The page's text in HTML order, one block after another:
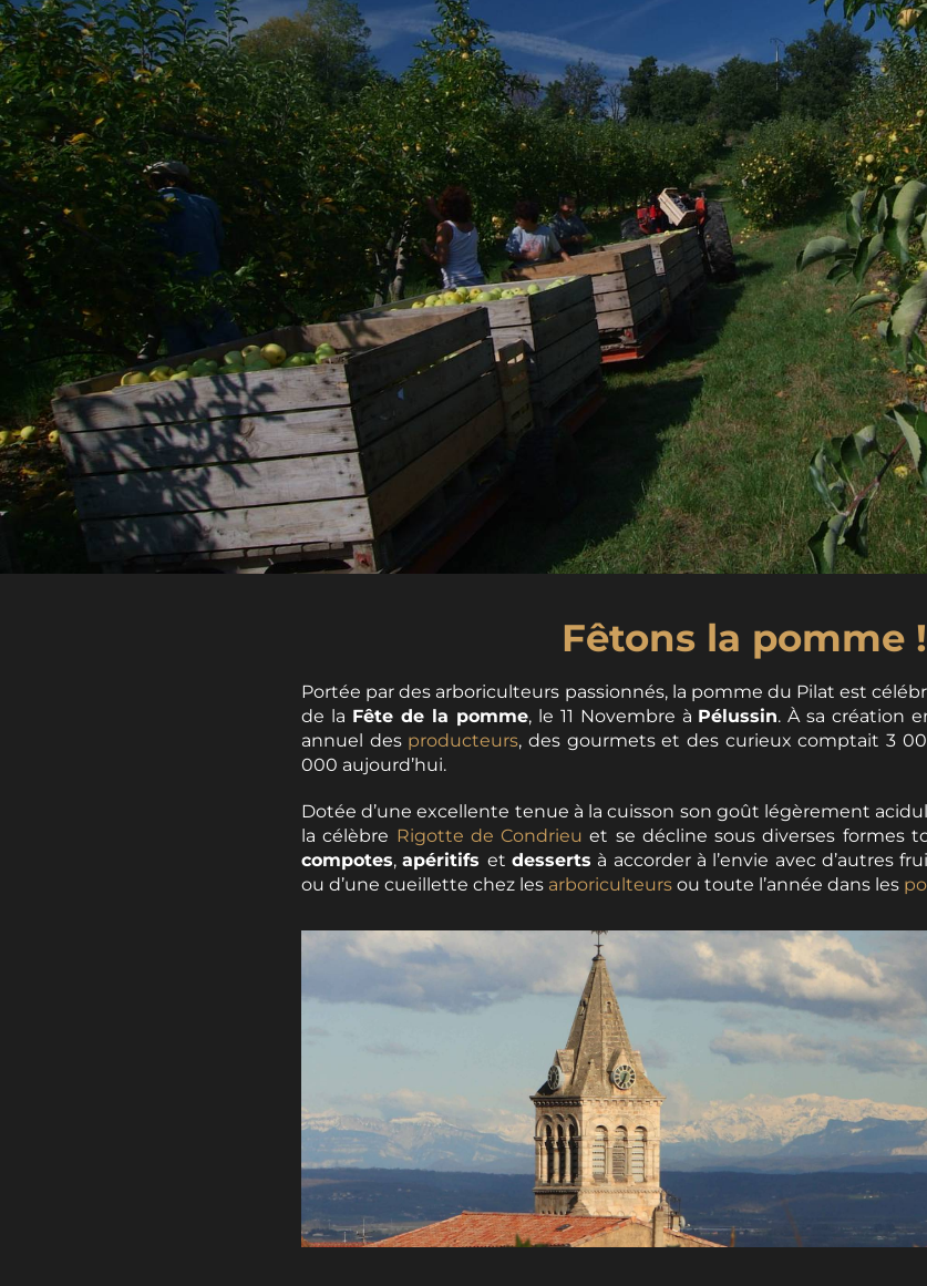
Fêtons la pomme !
Portée par des arboriculteurs passionnés, la pomme du Pilat est
de la Fête de la pomme, le 11 Novembre à Pélussin. À sa création
annuel des producteurs, des gourmets et des curieux comptait 3
000 aujourd’hui.
Dotée d’une excellente tenue à la cuisson son goût légèrement
la célèbre Rigotte de Condrieuet se décline sous diverses formes
compotes,apéritifs etdesserts à accorder à l’envie avec d’autres
ou d’une cueillette chez les arboriculteurs ou toute l’année dans les